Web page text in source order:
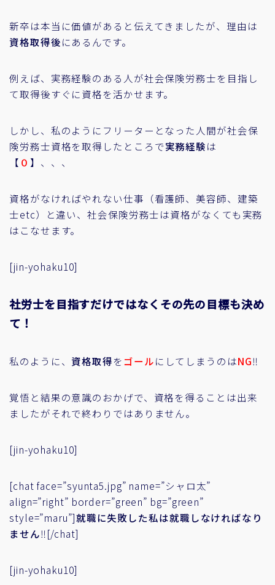
新卒は本当に価値があると伝えてきましたが、理由は
資格取得後にあるんです。
例えば、実務経験のある人が社会保険労務士を目指し
て取得後すぐに資格を活かせます。
しかし、私のようにフリーターとなった人間が社会保
険労務士資格を取得したところで実務経験は
【 ０ 】、、、
資格がなければやれない仕事（看護師、美容師、建築
士etc）と違い、社会保険労務士は資格がなくても実務
はこなせます。
[jin-yohaku10]
社労士を目指すだけではなくその先の目標も決め
て！
私のように、資格取得をゴールにしてしまうのはNG‼
覚悟と結果の意識のおかげで、資格を得ることは出来
ましたがそれで終わりではありません。
[jin-yohaku10]
[chat face=”syunta5.jpg” name=”シャロ太”
align=”right” border=”green” bg=”green”
style=”maru”]就職に失敗した私は就職しなければなり
ません‼[/chat]
[jin-yohaku10]